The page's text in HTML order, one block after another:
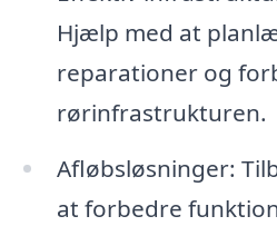
Hjælp med at
reparationer og
rørinfrastrukturen.
Afløbsløsninger:
at forbedre